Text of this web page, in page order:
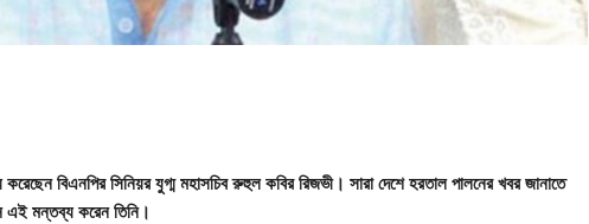
করেছেন বিএনপির সিনিয়র যুগ্ম মহাসচিব রুহুল কবির রিজভী। সারা দেশে হরতাল পালনের খবর জানাতে
এই মন্তব্য করেন তিনি।